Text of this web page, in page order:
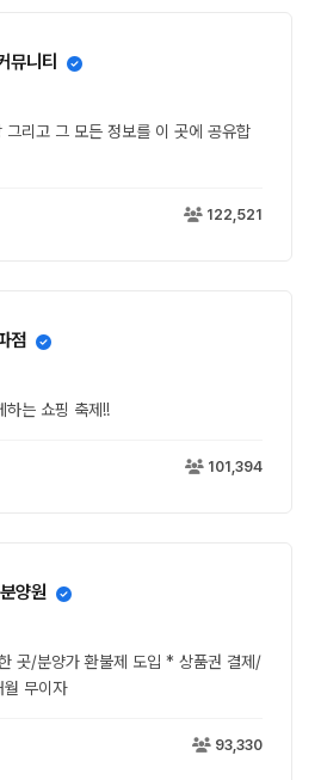
뮤니티
그리고 그 모든 정보를 이 곳에 공유합
122,521
점
하는 쇼핑 축제!!
101,394
양원
곳/분양가 환불제 도입 * 상품권 결제/
무이자
93,330